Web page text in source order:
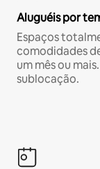
Aluguéis por
Espaços
comodidades
um mês ou
sublocação.